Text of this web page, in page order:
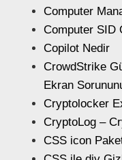
Computer
Computer SID
Copilot Nedir
CrowdStrike
Ekran
Cryptolocker
CryptoLog –
CSS icon